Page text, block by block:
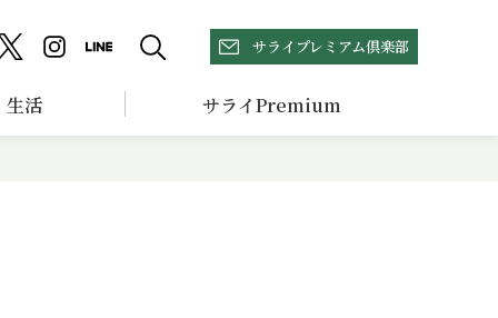
サライプレミアム倶楽部
生活 サライPremium